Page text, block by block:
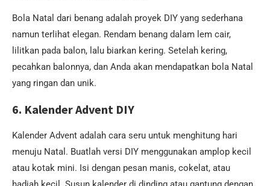
Bola Natal dari benang adalah proyek DIY yang sederhana
namun terlihat elegan. Rendam benang dalam lem cair,
lilitkan pada balon, lalu biarkan kering. Setelah kering,
pecahkan balonnya, dan Anda akan mendapatkan bola Natal
yang ringan dan unik.
6. Kalender Advent DIY
Kalender Advent adalah cara seru untuk menghitung hari
menuju Natal. Buatlah versi DIY menggunakan amplop kecil
atau kotak mini. Isi dengan pesan manis, cokelat, atau